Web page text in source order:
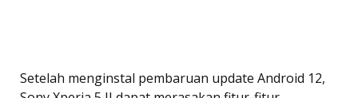
Setelah menginstal pembaruan update Android 12,